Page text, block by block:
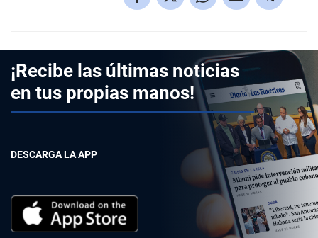
¡Recibe las últimas noticias
en tus propias manos!
DESCARGA LA APP